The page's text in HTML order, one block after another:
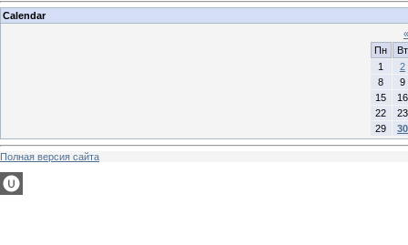
Calendar
«
Пн
Вт
1
2
8
9
15
16
22
23
29
30
Полная версия сайта